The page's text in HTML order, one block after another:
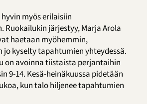
myös erilaisiin
Ruokailukin järjestyy, Marja Arola
haetaan myöhemmin,
kyselty tapahtumien yhteydessä.
on avoinna tiistaista perjantaihin
9-14. Kesä-heinäkuussa pidetään
kun talo hiljenee tapahtumien